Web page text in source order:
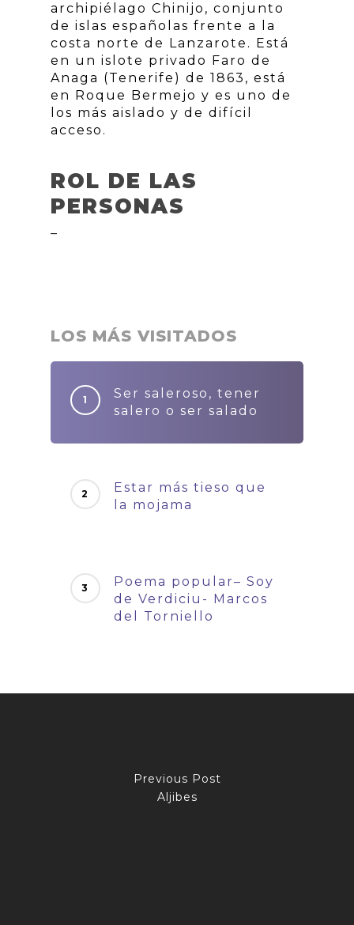
archipiélago Chinijo, conjunto
de islas españolas frente a la
costa norte de Lanzarote. Está
en un islote privado Faro de
Anaga (Tenerife) de 1863, está
en Roque Bermejo y es uno de
los más aislado y de difícil
acceso.
ROL DE LAS
PERSONAS
–
LOS MÁS VISITADOS
Ser saleroso, tener
salero o ser salado
Estar más tieso que
la mojama
Poema popular– Soy
de Verdiciu- Marcos
del Torniello
Previous Post
Aljibes